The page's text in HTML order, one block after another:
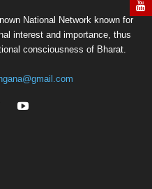
National Network known for
interest and importance, thus
consciousness of Bharat.